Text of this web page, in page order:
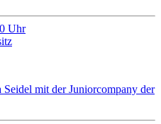
Uhr
mit der Juniorcompany der